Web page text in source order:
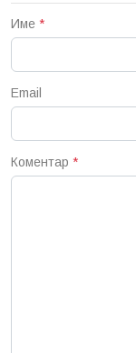
Име *
Email
Коментар *